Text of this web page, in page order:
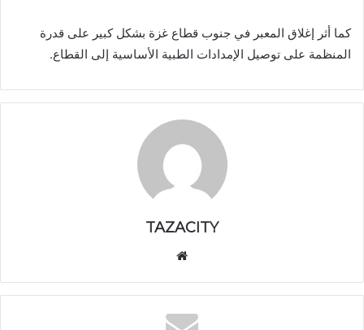
كما أثر إغلاق المعبر في جنوب قطاع غزة بشكل كبير على قدرة
المنظمة على توصيل الإمدادات الطبية الأساسية إلى القطاع.
TAZACITY
الوي
ب